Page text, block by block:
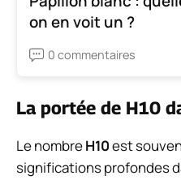
on en voit un ?
0 commentaires
La portée de H10
Le nombreH10est
significations profondes